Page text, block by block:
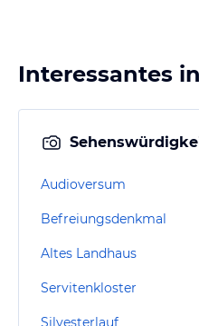
Interessantes
Audioversum
Befreiungsdenkmal
Altes Landhaus
Servitenkloster
Silvesterlauf